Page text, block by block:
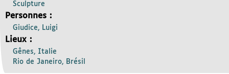
Sculpture
Personnes :
Giudice, Luigi
Lieux :
Gênes, Italie
Rio de Janeiro, Brésil